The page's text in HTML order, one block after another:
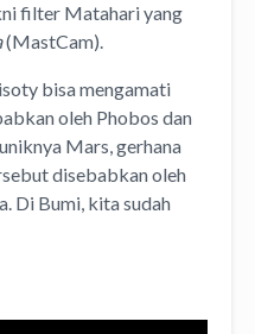
filter Matahari yang
(MastCam).
bisa mengamati
oleh Phobos dan
Mars, gerhana
disebabkan oleh
Di Bumi, kita sudah